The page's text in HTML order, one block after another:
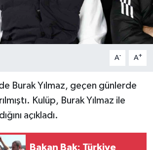
A- A+
Burak Yılmaz, geçen günlerde
Kulüp, Burak Yılmaz ile
açıkladı.
Bakan Bak: Türkiye